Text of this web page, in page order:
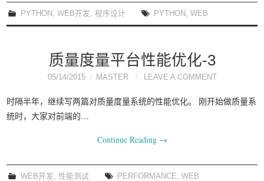
PYTHON ,WEB开发 ,程序设计 PYTHON ,WEB
质量度量平台性能优化-3
05/14/2015 MASTER LEAVE A COMMENT
时隔半年，继续写两篇对质量度量系统的性能优化。 刚开始做质量系
统时，大家对前端的…
Continue Reading →
WEB开发,性能测试 PERFORMANCE,WEB